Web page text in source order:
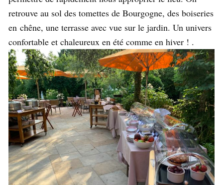
retrouve au sol des tomettes de Bourgogne, des boiseries
en chêne, une terrasse avec vue sur le jardin. Un univers
confortable et chaleureux en été comme en hiver ! .